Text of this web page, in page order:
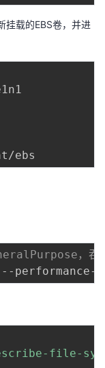
挂载的EBS卷，并进
，
file-